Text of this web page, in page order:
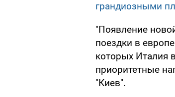
грандиозными
"Появление
поездки в
которых Италия
приоритетные
"Киев".